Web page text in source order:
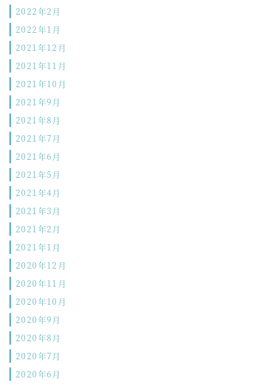
2022年2月
2022年1月
2021年12月
2021年11月
2021年10月
2021年9月
2021年8月
2021年7月
2021年6月
2021年5月
2021年4月
2021年3月
2021年2月
2021年1月
2020年12月
2020年11月
2020年10月
2020年9月
2020年8月
2020年7月
2020年6月